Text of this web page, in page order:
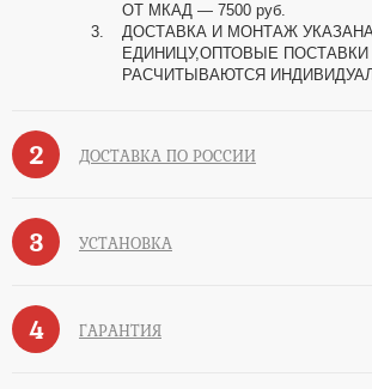
ОТ МКАД — 7500 руб.
ДОСТАВКА И МОНТАЖ
ЕДИНИЦУ,ОПТОВЫЕ ПОСТАВКИ
РАСЧИТЫВАЮТСЯ
2 ДОСТАВКА ПО РОССИИ
3 УСТАНОВКА
4 ГАРАНТИЯ